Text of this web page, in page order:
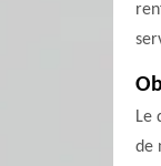
Le
de